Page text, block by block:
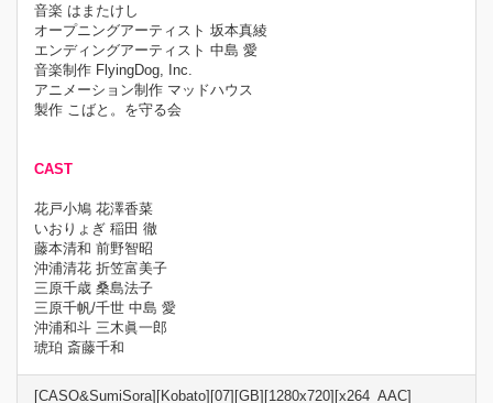
音楽 はまたけし
オープニングアーティスト 坂本真綾
エンディングアーティスト 中島 愛
音楽制作 FlyingDog, Inc.
アニメーション制作 マッドハウス
製作 こばと。を守る会
CAST
花戸小鳩 花澤香菜
いおりょぎ 稲田 徹
藤本清和 前野智昭
沖浦清花 折笠富美子
三原千歳 桑島法子
三原千帆/千世 中島 愛
沖浦和斗 三木眞一郎
琥珀 斎藤千和
[CASO&SumiSora][Kobato][07][GB][1280x720][x264_AAC]